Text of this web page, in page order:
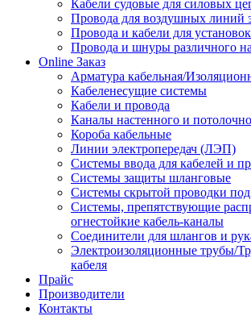
Кабели судовые для силовых
Провода для воздушных линий
Провода и кабели для
Провода и шнуры различного
Online Заказ
Арматура кабельная/
Кабеленесущие системы
Кабели и провода
Каналы настенного и
Короба кабельные
Линии электропередач (ЛЭП)
Системы ввода для кабелей и
Системы защиты шланговые
Системы скрытой проводки
Системы, препятствующие
огнестойкие кабель-каналы
Соединители для шлангов и
Электроизоляционные трубы/
кабеля
Прайс
Производители
Контакты